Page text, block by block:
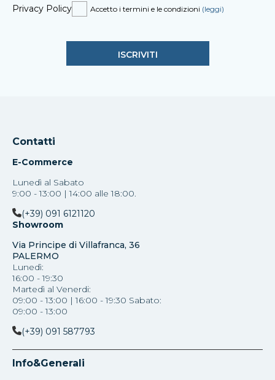
Privacy Policy Accetto i termini e le condizioni (leggi)
Contatti
E-Commerce
Lunedì al Sabato
9:00 - 13:00 | 14:00 alle 18:00.
(+39) 091 6121120
Showroom
Via Principe di Villafranca, 36
PALERMO
Lunedì:
16:00 - 19:30
Martedì al Venerdi:
09:00 - 13:00 | 16:00 - 19:30 Sabato:
09:00 - 13:00
(+39) 091 587793
Info&Generali